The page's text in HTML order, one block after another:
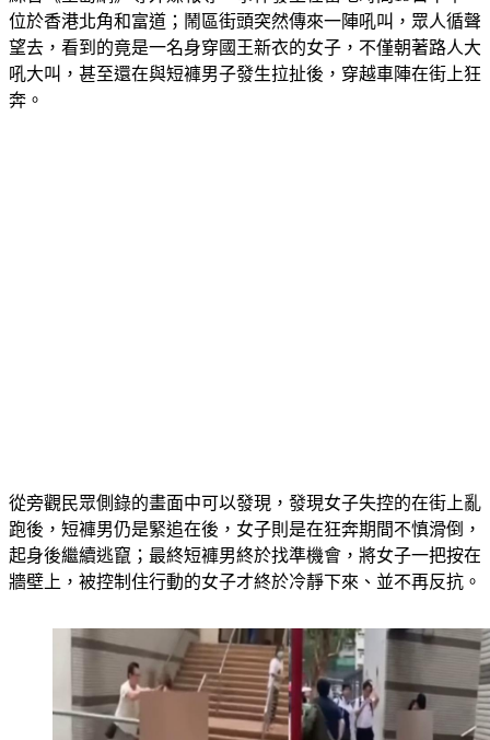
位於香港北角和富道；鬧區街頭突然傳來一陣吼叫，眾人循聲
望去，看到的竟是一名身穿國王新衣的女子，不僅朝著路人大
吼大叫，甚至還在與短褲男子發生拉扯後，穿越車陣在街上狂
奔。
從旁觀民眾側錄的畫面中可以發現，發現女子失控的在街上亂
跑後，短褲男仍是緊追在後，女子則是在狂奔期間不慎滑倒，
起身後繼續逃竄；最終短褲男終於找準機會，將女子一把按在
牆壁上，被控制住行動的女子才終於冷靜下來、並不再反抗。